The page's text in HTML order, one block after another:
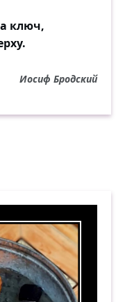
ключ,
Иосиф Бродский